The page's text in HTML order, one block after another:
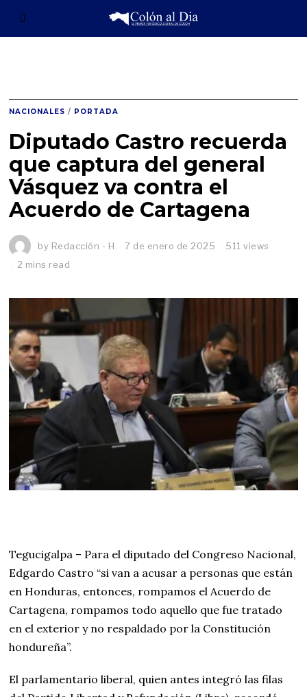
NACIONALES / PORTADA
Diputado Castro recuerda
que captura del general
Vásquez va contra el
Acuerdo de Cartagena
by Redacción - H 7 de enero de 2025
511 views
2 mins read
Tegucigalpa – Para el diputado del Congreso Nacional,
Edgardo Castro “si van a acusar a personas que están
en Honduras, entonces, rompamos el Acuerdo de
Cartagena, rompamos todo aquello que fue tratado
en el exterior y no respaldado por la Constitución
hondureña”.
El parlamentario liberal, quien antes integró las filas